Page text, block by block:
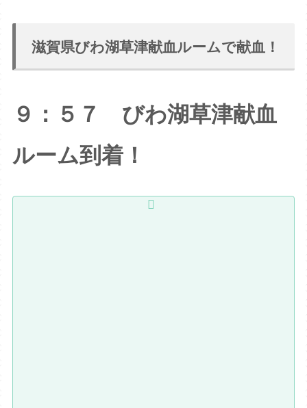
滋賀県びわ湖草津献血ルームで献血！
９：５７ びわ湖草津献血
ルーム到着！